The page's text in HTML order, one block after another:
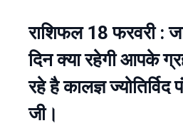
राशिफल 18 फरवरी :
दिन क्या रहेगी आपके
रहे है कालज्ञ ज्योतिर्विद
जी।